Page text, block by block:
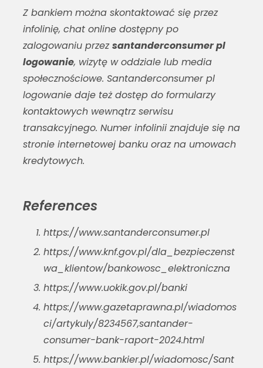
Z bankiem można skontaktować się przez
infolinię, chat online dostępny po
zalogowaniu przezsantanderconsumer pl
logowanie, wizytę w oddziale lub media
społecznościowe. Santanderconsumer pl
logowaniedaje też dostęp do formularzy
kontaktowych wewnątrz serwisu
transakcyjnego. Numer infolinii znajduje się na
stronie internetowej banku oraz na umowach
kredytowych.
References
https://www.santanderconsumer.pl
https://www.knf.gov.pl/dla_bezpieczenst
wa_klientow/bankowosc_elektroniczna
https://www.uokik.gov.pl/banki
https://www.gazetaprawna.pl/wiadomos
ci/artykuly/8234567,santander-
consumer-bank-raport-2024.html
https://www.bankier.pl/wiadomosc/Sant